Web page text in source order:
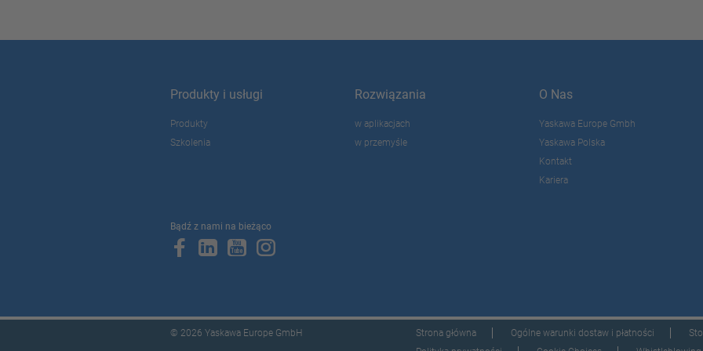
Produkty i usługi
Produkty
Szkolenia
Rozwiązania
w aplikacjach
w przemyśle
O Nas
Yaskawa Europe Gmbh
Yaskawa Polska
Kontakt
Kariera
Bądź z nami na bieżąco
© 2026 Yaskawa Europe GmbH Strona główna Ogólne warunki dostaw i płatności